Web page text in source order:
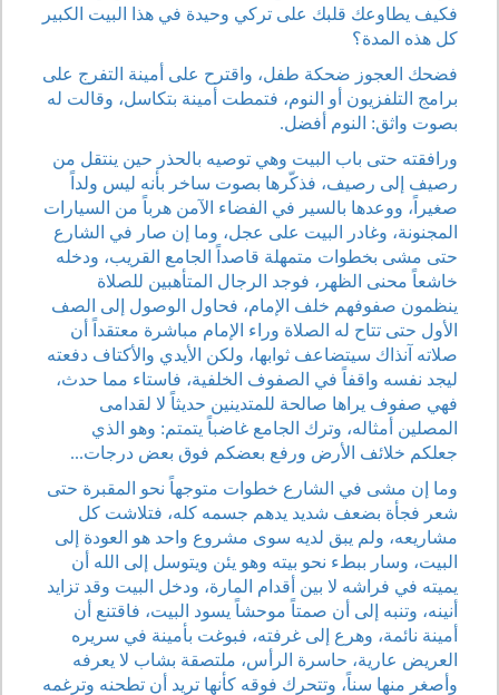
فكيف يطاوعك قلبك على تركي وحيدة في هذا البيت الكبير
كل هذه المدة؟
فضحك العجوز ضحكة طفل، واقترح على أمينة التفرج على
برامج التلفزيون أو النوم، فتمطت أمينة بتكاسل، وقالت له
بصوت واثق: النوم أفضل.
ورافقته حتى باب البيت وهي توصيه بالحذر حين ينتقل من
رصيف إلى رصيف، فذكّرها بصوت ساخر بأنه ليس ولداً
صغيراً، ووعدها بالسير في الفضاء الآمن هرباً من السيارات
المجنونة، وغادر البيت على عجل، وما إن صار في الشارع
حتى مشى بخطوات متمهلة قاصداً الجامع القريب، ودخله
خاشعاً محنى الظهر، فوجد الرجال المتأهبين للصلاة
ينظمون صفوفهم خلف الإمام، فحاول الوصول إلى الصف
الأول حتى تتاح له الصلاة وراء الإمام مباشرة معتقداً أن
صلاته آنذاك سيتضاعف ثوابها، ولكن الأيدي والأكتاف دفعته
ليجد نفسه واقفاً في الصفوف الخلفية، فاستاء مما حدث،
فهي صفوف يراها صالحة للمتدينين حديثاً لا لقدامى
المصلين أمثاله، وترك الجامع غاضباً يتمتم: وهو الذي
جعلكم خلائف الأرض ورفع بعضكم فوق بعض درجات...
وما إن مشى في الشارع خطوات متوجهاً نحو المقبرة حتى
شعر فجأة بضعف شديد يدهم جسمه كله، فتلاشت كل
مشاريعه، ولم يبق لديه سوى مشروع واحد هو العودة إلى
البيت، وسار ببطء نحو بيته وهو يئن ويتوسل إلى الله أن
يميته في فراشه لا بين أقدام المارة، ودخل البيت وقد تزايد
أنينه، وتنبه إلى أن صمتاً موحشاً يسود البيت، فاقتنع أن
أمينة نائمة، وهرع إلى غرفته، فبوغت بأمينة في سريره
العريض عارية، حاسرة الرأس، ملتصقة بشاب لا يعرفه
وأصغر منها سناً، وتتحرك فوقه كأنها تريد أن تطحنه وترغمه